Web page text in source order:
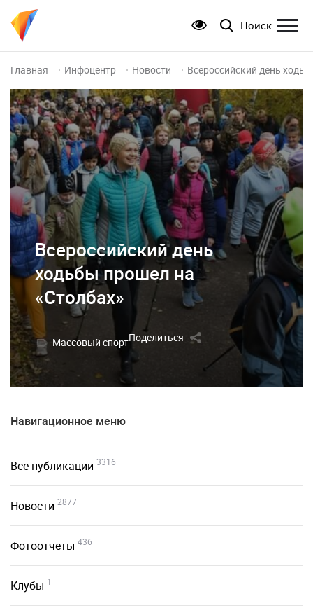
Поиск
Главная Инфоцентр Новости Всероссийский день
Всероссийский день
ходьбы прошел на
«Столбах»
Массовый спортПоделиться
Навигационное меню
Все публикации 3316
Новости 2877
Фотоотчеты 436
Клубы 1